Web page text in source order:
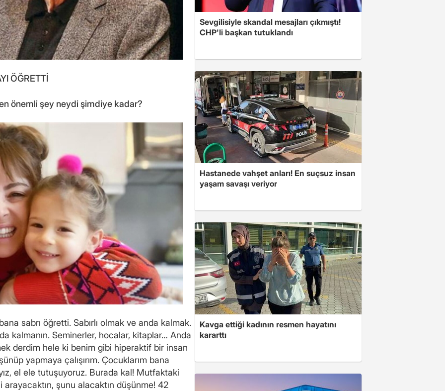
ÖĞRETTİ
önemli şey neydi şimdiye kadar?
sabrı öğretti. Sabırlı olmak ve anda kalmak.
kalmanın. Seminerler, hocalar, kitaplar… Anda
derdim hele ki benim gibi hiperaktif bir insan
yapmaya çalışırım. Çocuklarım bana
el ele tutuşuyoruz. Burada kal! Mutfaktaki
şunu alacaktın düşünme! 42
Sevgilisiyle skandal mesajları çıkmıştı!
CHP'li başkan tutuklandı
Hastanede vahşet anları! En suçsuz insan
yaşam savaşı veriyor
Kavga ettiği kadının resmen hayatını
kararttı